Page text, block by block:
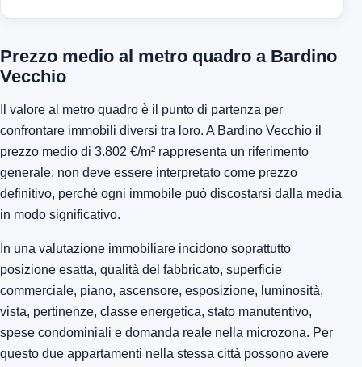
Prezzo medio al metro quadro a Bardino
Vecchio
Il valore al metro quadro è il punto di partenza per
confrontare immobili diversi tra loro. A Bardino Vecchio il
prezzo medio di 3.802 €/m² rappresenta un riferimento
generale: non deve essere interpretato come prezzo
definitivo, perché ogni immobile può discostarsi dalla media
in modo significativo.
In una valutazione immobiliare incidono soprattutto
posizione esatta, qualità del fabbricato, superficie
commerciale, piano, ascensore, esposizione, luminosità,
vista, pertinenze, classe energetica, stato manutentivo,
spese condominiali e domanda reale nella microzona. Per
questo due appartamenti nella stessa città possono avere